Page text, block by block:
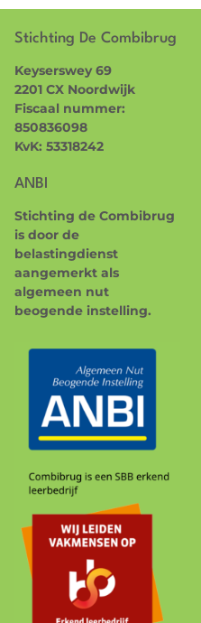
Stichting De Combibrug
Keyserswey 69
2201 CX Noordwijk
Fiscaal nummer:
850836098
KvK: 53318242
ANBI
Stichting de Combibrug
is door de
belastingdienst
aangemerkt als
algemeen nut
beogende instelling.